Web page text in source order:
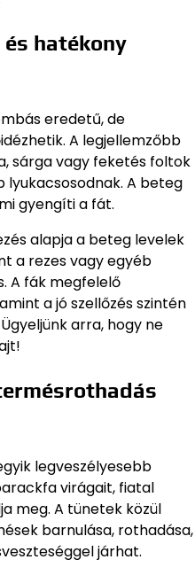
hatékony
eredetű, de
A legjellemzőbb
sárga vagy feketés foltok
lyukacsosodnak. A beteg
gyengíti a fát.
alapja a beteg levelek
a rezes vagy egyéb
A fák megfelelő
a jó szellőzés szintén
arra, hogy ne
legveszélyesebb
virágait, fiatal
meg. A tünetek közül
barnulása, rothadása,
járhat.